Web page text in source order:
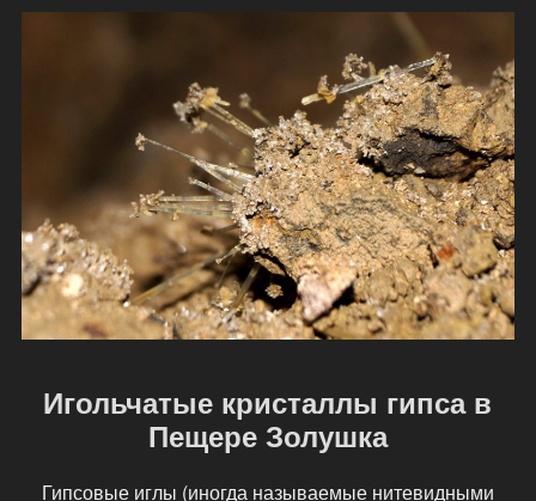
Игольчатые кристаллы гипса в
Пещере Золушка
Гипсовые иглы (иногда называемые нитевидными